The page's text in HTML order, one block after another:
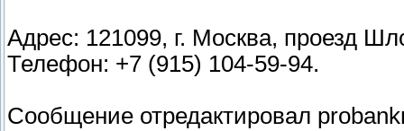
Адрес: 121099, г. Москва, проезд
Телефон: +7 (915) 104-59-94.
Сообщение отредактировал